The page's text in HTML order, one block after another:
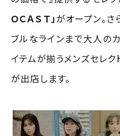
ＯＣＡＳＴ」がオープン。
ブルなラインまで大人の
イテムが揃うメンズセレク
が出店します。